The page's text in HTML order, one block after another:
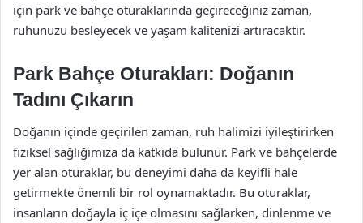
için park ve bahçe oturaklarında geçireceğiniz zaman,
ruhunuzu besleyecek ve yaşam kalitenizi artıracaktır.
Park Bahçe Oturakları: Doğanın
Tadını Çıkarın
Doğanın içinde geçirilen zaman, ruh halimizi iyileştirirken
fiziksel sağlığımıza da katkıda bulunur. Park ve bahçelerde
yer alan oturaklar, bu deneyimi daha da keyifli hale
getirmekte önemli bir rol oynamaktadır. Bu oturaklar,
insanların doğayla iç içe olmasını sağlarken, dinlenme ve